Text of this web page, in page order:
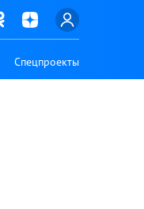
Спецпроекты